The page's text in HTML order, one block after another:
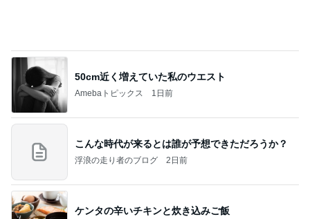
50cm近く増えていた私のウエスト
Amebaトピックス 1日前
こんな時代が来るとは誰が予想できただろうか？
浮浪の走り者のブログ 2日前
ケンタの辛いチキンと炊き込みご飯